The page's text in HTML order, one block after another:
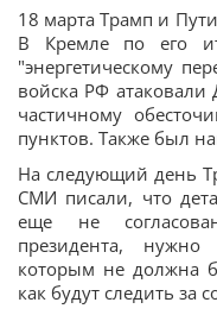
18 марта Трамп и
В Кремле по его
"энергетическому
войска РФ атаковали
частичному
пунктов. Также был
На следующий день
СМИ писали, что
еще не
президента,
которым не должна
как будут следить за